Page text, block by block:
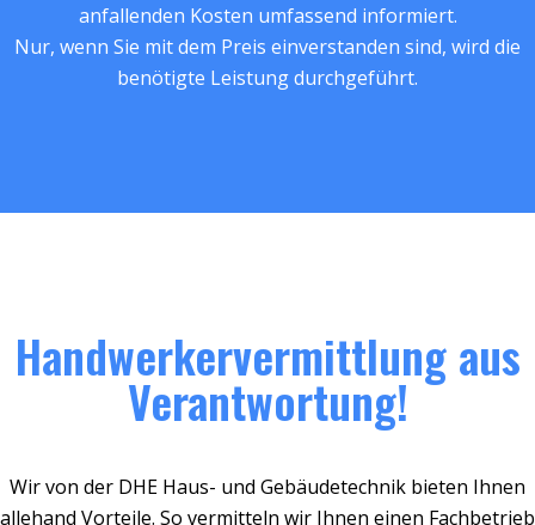
anfallenden Kosten umfassend informiert.
Nur, wenn Sie mit dem Preis einverstanden sind, wird die
benötigte Leistung durchgeführt.
Handwerkervermittlung aus
Verantwortung!
Wir von der DHE Haus- und Gebäudetechnik bieten Ihnen
allehand Vorteile. So vermitteln wir Ihnen einen Fachbetrieb